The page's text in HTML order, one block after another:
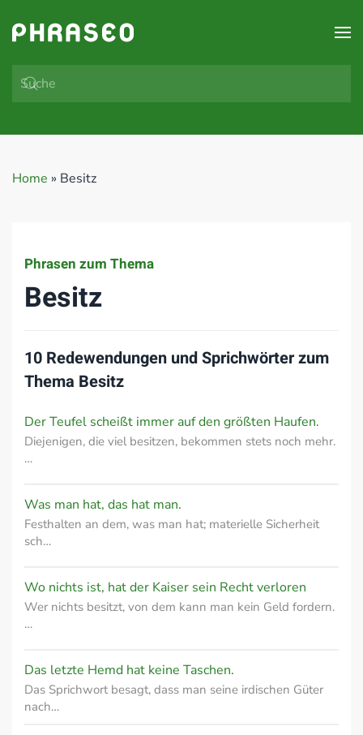
Zum Hauptinhalt springen
Home » Besitz
Phrasen zum Thema
Besitz
10 Redewendungen und Sprichwörter zum
Thema Besitz
Der Teufel scheißt immer auf den größten Haufen.
Diejenigen, die viel besitzen, bekommen stets noch mehr.
…
Was man hat, das hat man.
Festhalten an dem, was man hat; materielle Sicherheit
sch…
Wo nichts ist, hat der Kaiser sein Recht verloren
Wer nichts besitzt, von dem kann man kein Geld fordern.
…
Das letzte Hemd hat keine Taschen.
Das Sprichwort besagt, dass man seine irdischen Güter
nach…